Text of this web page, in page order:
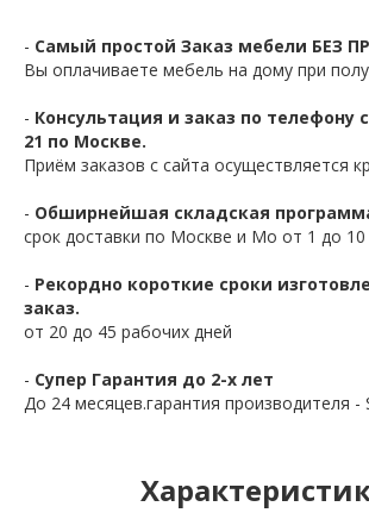
- Самый простой Заказ мебели БЕЗ
Вы оплачиваете мебель на дому при
- Консультация и заказ по телефону
21 по Москве.
Приём заказов с сайта осуществляется
- Обширнейшая складская
срок доставки по Москве и Мо от 1 до 10
- Рекордно короткие сроки
заказ.
от 20 до 45 рабочих дней
- Супер Гарантия до 2-х лет
До 24 месяцев.гарантия производителя -